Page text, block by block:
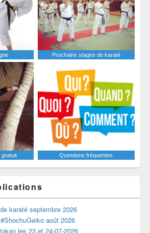
Prochains stages de karaté
gratuit Questions fréquentes
karaté septembre 2026
août 2026
les 23 et 24-07-2026